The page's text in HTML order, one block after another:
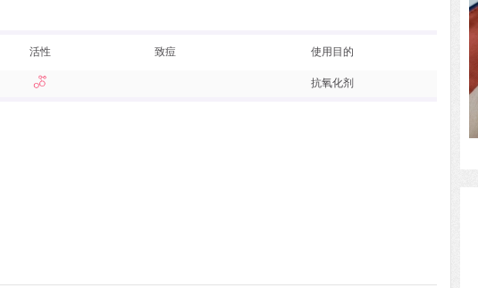
活性 致痘 使用目的
抗氧化剂